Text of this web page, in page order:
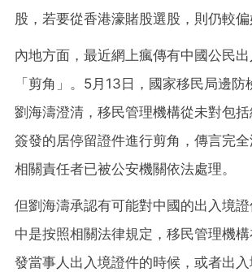
股，若要從香港濠賭股選股，則仍較偏
內地方面，最近網上瘋傳有中國公民
「剪角」。5月13日，國家移民局邊
劉海濤澄清，移民管理機構從未對包
簽發的居停留證件進行剪角，傳言完全
相關責任者已被公安機關依法處理。
但劉海濤承認有可能對中國的出入境
中是按照相關法律規定，移民管理機
發當事人出入境證件的時候，或者出